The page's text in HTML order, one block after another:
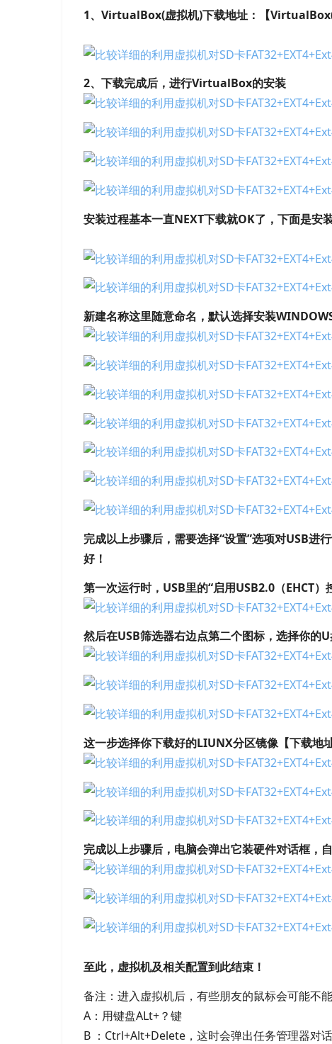
1、VirtualBox(虚拟机)下载地址：【
2、下载完成后，进行VirtualBox的安装
安装过程基本一直NEXT下载就OK了，下面是安
新建名称这里随意命名，默认选择安装
完成以上步骤后，需要选择“设置”选项对USB进
好！
第一次运行时，USB里的“启用USB2.0（EHCT
然后在USB筛选器右边点第二个图标，选择你的
这一步选择你下载好的LIUNX分区镜像【下载地址
完成以上步骤后，电脑会弹出它装硬件对话框，
至此，虚拟机及相关配置到此结束！
备注：进入虚拟机后，有些朋友的鼠标会可能不
A：用键盘ALt+？键
B ：Ctrl+Alt+Delete，这时会弹出任务管理器对